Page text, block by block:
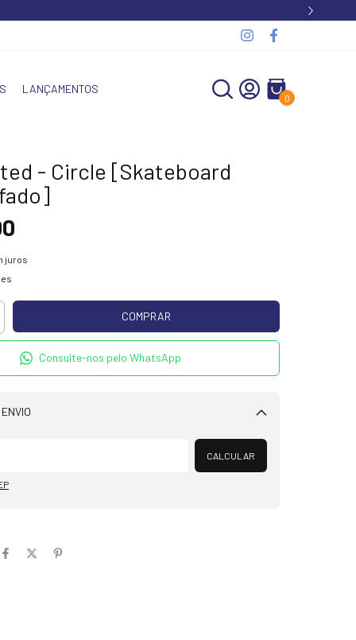
LANÇAMENTOS
0
- Circle [Skateboard
juros
Consulte-nos pelo WhatsApp
Alterar CEP
CALCULAR